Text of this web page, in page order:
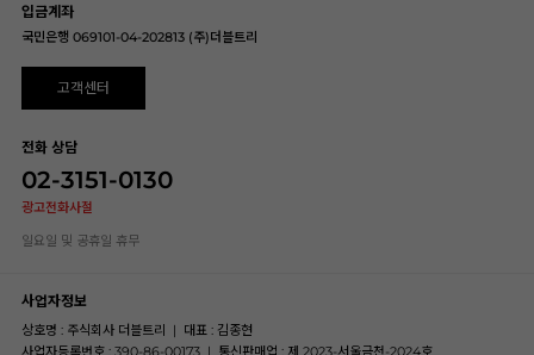
입금계좌
국민은행 069101-04-202813 (주)더블트리
고객센터
전화 상담
02-3151-0130
광고전화사절
일요일 및 공휴일 휴무
사업자정보
상호명 : 주식회사 더블트리 | 대표 : 김종현
사업자등록번호 : 390-86-00173 | 통신판매업 : 제 2023-서울금천-2024호